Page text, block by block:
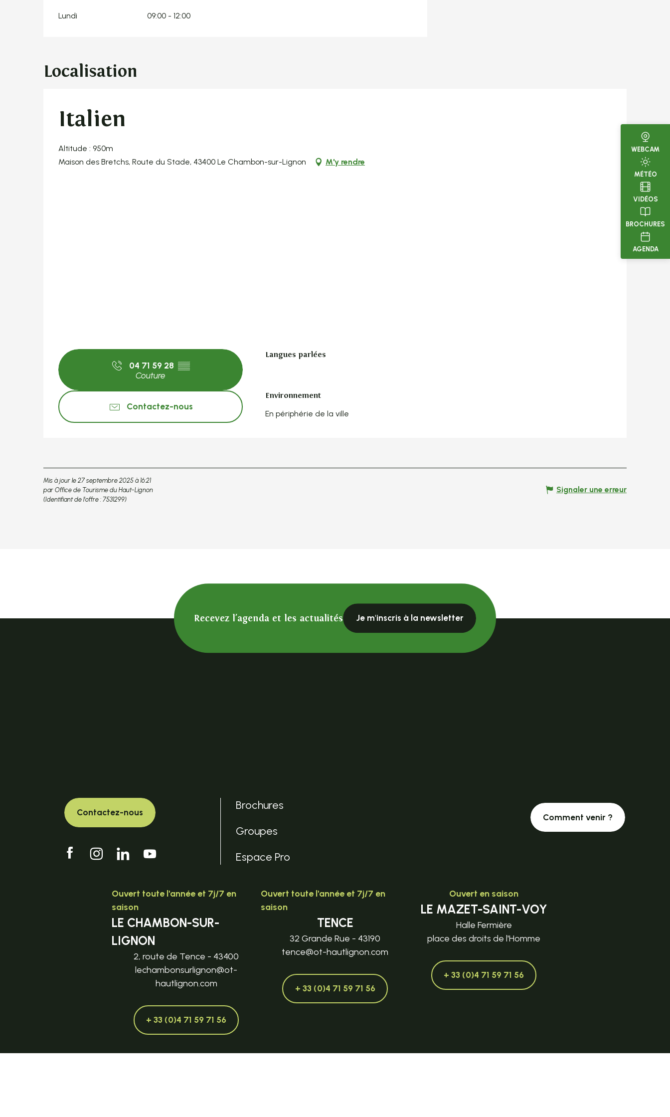
WEBCAM
MÉTÉO
VIDÉOS
BROCHURES
AGENDA
Lundi 09:00 - 12:00
Localisation
Italien
Altitude : 950m
Maison des Bretchs, Route du Stade, 43400 Le Chambon-sur-Lignon
M'y rendre
04 71 59 28 ▒▒
Couture
Contactez-nous
Langues parlées
Langues parlées
Environnement
Environnement
En périphérie de la ville
Mis à jour le 27 septembre 2025 à 16:21
par Office de Tourisme du Haut-Lignon
(Identifiant de l'offre : 7531299)
Signaler une erreur
Recevez l'agenda et les actualités Je m'inscris à la newsletter
Contactez-nous
Brochures
Groupes
Espace Pro
Comment venir ?
Ouvert toute l'année et 7j/7 en
saison
LE CHAMBON-SUR-
LIGNON
2, route de Tence - 43400
lechambonsurlignon@ot-
hautlignon.com
+ 33 (0)4 71 59 71 56
Ouvert toute l'année et 7j/7 en
saison
TENCE
32 Grande Rue - 43190
tence@ot-hautlignon.com
+ 33 (0)4 71 59 71 56
Ouvert en saison
LE MAZET-SAINT-VOY
Halle Fermière
place des droits de l'Homme
+ 33 (0)4 71 59 71 56